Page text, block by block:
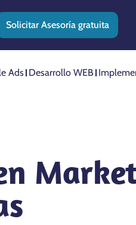
Solicitar Asesoría gratuita
Ads Desarrollo WEB